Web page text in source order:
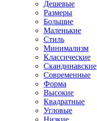
Дешевые
Размеры
Большие
Маленькие
Стиль
Минимализм
Классические
Скандинавские
Современные
Форма
Высокие
Квадратные
Угловые
Низкие